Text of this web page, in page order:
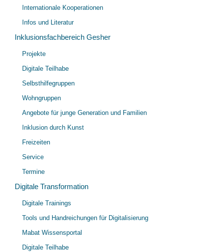
Internationale Kooperationen
Infos und Literatur
Inklusionsfachbereich Gesher
Projekte
Digitale Teilhabe
Selbsthilfegruppen
Wohngruppen
Angebote für junge Generation und Familien
Inklusion durch Kunst
Freizeiten
Service
Termine
Digitale Transformation
Digitale Trainings
Tools und Handreichungen für Digitalisierung
Mabat Wissensportal
Digitale Teilhabe